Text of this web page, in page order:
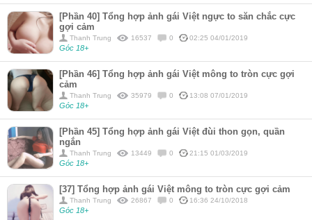
[Phần 40] Tổng hợp ảnh gái Việt ngực to săn chắc cực
gợi cảm
Thanh Trung 16537 0 02:25 04/01/2019
Góc 18+
[Phần 46] Tổng hợp ảnh gái Việt mông to tròn cực gợi
cảm
Thanh Trung 35979 0 13:08 07/01/2019
Góc 18+
[Phần 45] Tổng hợp ảnh gái Việt đùi thon gọn, quần
ngắn
Thanh Trung 13449 0 21:15 01/03/2019
Góc 18+
[37] Tổng hợp ảnh gái Việt mông to tròn cực gợi cảm
Thanh Trung 26867 0 16:36 24/10/2018
Góc 18+